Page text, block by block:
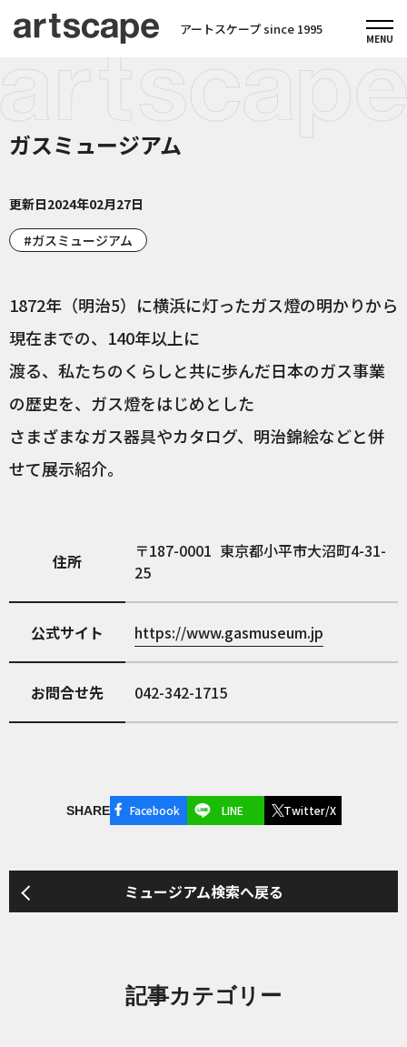
アートスケープ since 1995
ガスミュージアム
更新日2024年02月27日
ガスミュージアム
1872年（明治5）に横浜に灯ったガス燈の明かりから
現在までの、140年以上に
渡る、私たちのくらしと共に歩んだ日本のガス事業
の歴史を、ガス燈をはじめとした
さまざまなガス器具やカタログ、明治錦絵などと併
せて展示紹介。
住所 187-0001 東京都小平市大沼町4-31-
25
公式サイト https://www.gasmuseum.jp
お問合せ先 042-342-1715
SHARE Facebook LINE Twitter/X
ミュージアム検索へ戻る
記事カテゴリー